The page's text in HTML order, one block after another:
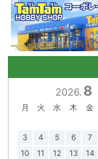
2026. 8
月 火 水 木 金
3
4 5 6 7
10
11 12 13 14